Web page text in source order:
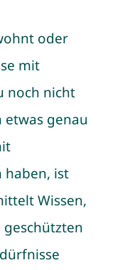
oder
mit
noch nicht
etwas genau
haben, ist
Wissen,